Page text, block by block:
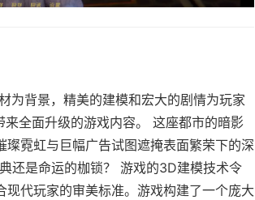
为背景，精美的建模和宏大的剧情为玩家
全面升级的游戏内容。 这座都市的暗影
霓虹与巨幅广告试图遮掩表面繁荣下的深
还是命运的枷锁？ 游戏的3D建模技术令
代玩家的审美标准。游戏构建了一个庞大